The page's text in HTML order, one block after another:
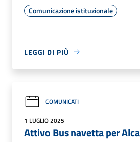
Comunicazione istituzionale
LEGGI DI PIÙ
COMUNICATI
1 LUGLIO 2025
Attivo Bus navetta per